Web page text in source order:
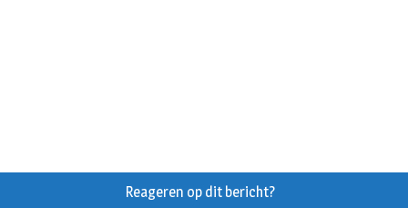
Reageren op dit bericht?